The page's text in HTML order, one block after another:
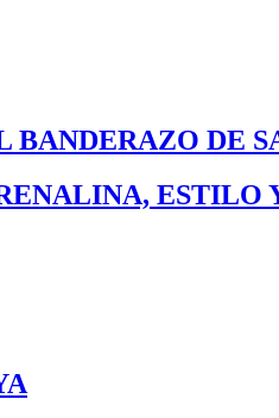
DE
ESTILO